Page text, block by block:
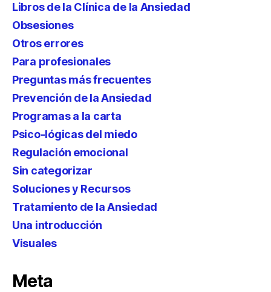
Libros de la Clínica de la Ansiedad
Obsesiones
Otros errores
Para profesionales
Preguntas más frecuentes
Prevención de la Ansiedad
Programas a la carta
Psico-lógicas del miedo
Regulación emocional
Sin categorizar
Soluciones y Recursos
Tratamiento de la Ansiedad
Una introducción
Visuales
Meta